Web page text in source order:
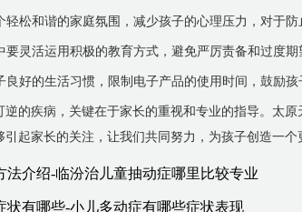
松和谐的家庭氛围，减少孩子的心理压力，对于防
灵活运用积极的教育方式，避免严厉责备和过度期
好的生活习惯，限制电子产品的使用时间，鼓励
的疾病，关键在于家长的重视和专业的指导。太
起家长的关注，让我们共同努力，为孩子创造一个
法介绍-临汾治儿童抽动症哪里比较专业
状有哪些-小儿多动症有哪些症状表现